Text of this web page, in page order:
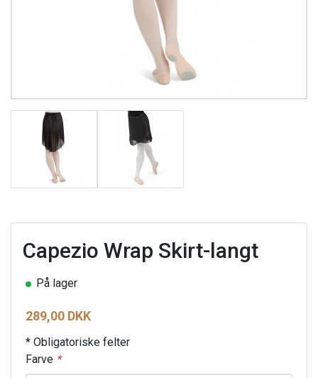
Capezio Wrap Skirt-langt
På lager
289,00 DKK
* Obligatoriske felter
Farve *